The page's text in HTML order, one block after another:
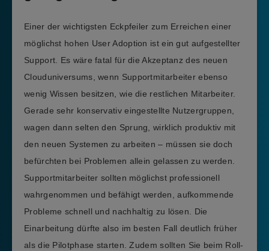
Einer der wichtigsten Eckpfeiler zum Erreichen einer
möglichst hohen User Adoption ist ein gut aufgestellter
Support. Es wäre fatal für die Akzeptanz des neuen
Clouduniversums, wenn Supportmitarbeiter ebenso
wenig Wissen besitzen, wie die restlichen Mitarbeiter.
Gerade sehr konservativ eingestellte Nutzergruppen,
wagen dann selten den Sprung, wirklich produktiv mit
den neuen Systemen zu arbeiten – müssen sie doch
befürchten bei Problemen allein gelassen zu werden.
Supportmitarbeiter sollten möglichst professionell
wahrgenommen und befähigt werden, aufkommende
Probleme schnell und nachhaltig zu lösen. Die
Einarbeitung dürfte also im besten Fall deutlich früher
als die Pilotphase starten. Zudem sollten Sie beim Roll-